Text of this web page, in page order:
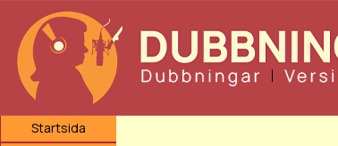
Startsida